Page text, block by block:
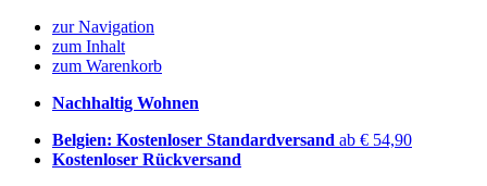
zur Navigation
zum Inhalt
zum Warenkorb
Nachhaltig Wohnen
Belgien: Kostenloser Standardversand ab € 54,90
Kostenloser Rückversand